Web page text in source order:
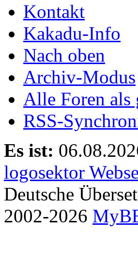
Kontakt
Kakadu-Info
Nach oben
Archiv-Modus
Alle Foren als
RSS-
Es ist:
logosektor
Deutsche
2002-2026